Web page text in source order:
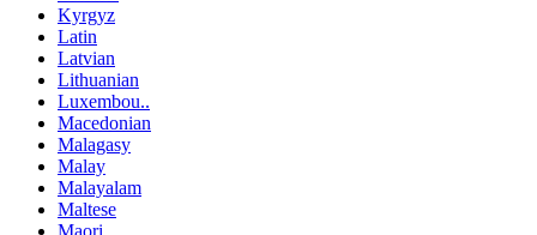
Kyrgyz
Latin
Latvian
Lithuanian
Luxembou..
Macedonian
Malagasy
Malay
Malayalam
Maltese